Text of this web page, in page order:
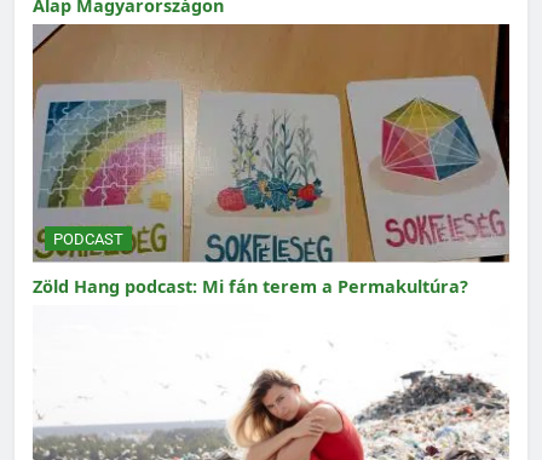
Alap Magyarországon
PODCAST
Zöld Hang podcast: Mi fán terem a Permakultúra?